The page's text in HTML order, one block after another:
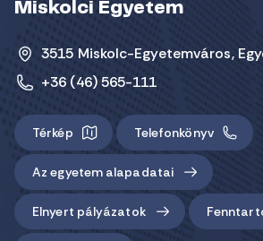
Miskolci Egyetem
3515 Miskolc-Egyetemváros,
+36 (46) 565-111
Térkép Telefonkönyv
Az egyetem alapadatai
Elnyert pályázatok